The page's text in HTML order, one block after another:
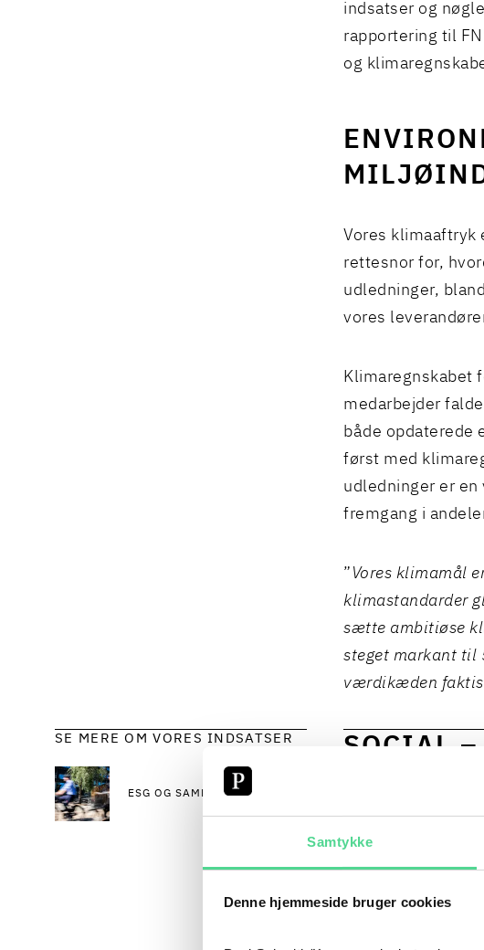
Samtykke
Denne hjemmeside bruger cookies
indsatser og
rapportering til
og
Vores klimaaftryk
rettesnor for,
udledninger,
vores
Klimaregnskabet
medarbejder
både opdaterede
først med
udledninger er en
fremgang i
” Vores klimamål
klimastandarder
sætte ambitiøse
steget markant til
værdikæden
SE MERE OM VORES INDSATSER
ESG OG SAMFUNDSANSVAR
SOCIAL –
Vi bygger på en
lige muligheder,
trivsel i